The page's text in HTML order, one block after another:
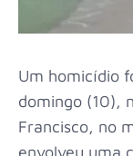
Um homicídio
domingo (10),
Francisco, no
envolveu uma